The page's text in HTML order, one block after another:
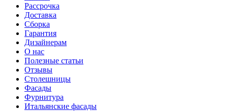
Рассрочка
Доставка
Сборка
Гарантия
Дизайнерам
О нас
Полезные статьи
Отзывы
Столешницы
Фасады
Фурнитура
Итальянские фасады